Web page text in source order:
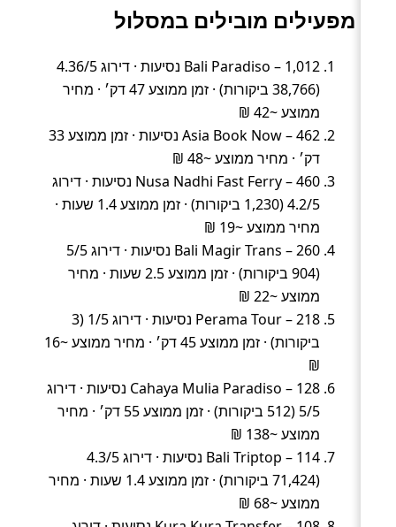
מפעילים מובילים במסלול
Bali Paradiso – 1,012 נסיעות · דירוג 4.36/5
(38,766 ביקורות) · זמן ממוצע 47 דק׳ · מחיר
ממוצע ~42 ₪
Asia Book Now – 462 נסיעות · זמן ממוצע 33
דק׳ · מחיר ממוצע ~48 ₪
Nusa Nadhi Fast Ferry – 460 נסיעות · דירוג
4.2/5 (1,230 ביקורות) · זמן ממוצע 1.4 שעות ·
מחיר ממוצע ~19 ₪
Bali Magir Trans – 260 נסיעות · דירוג 5/5
(904 ביקורות) · זמן ממוצע 2.5 שעות · מחיר
ממוצע ~22 ₪
Perama Tour – 218 נסיעות · דירוג 1/5 (3
ביקורות) · זמן ממוצע 45 דק׳ · מחיר ממוצע ~16
₪
Cahaya Mulia Paradiso – 128 נסיעות · דירוג
5/5 (512 ביקורות) · זמן ממוצע 55 דק׳ · מחיר
ממוצע ~138 ₪
Bali Triptop – 114 נסיעות · דירוג 4.3/5
(71,424 ביקורות) · זמן ממוצע 1.4 שעות · מחיר
ממוצע ~68 ₪